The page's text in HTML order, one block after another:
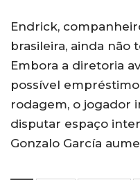
Endrick,
brasileira, ainda não
Embora a diretoria
possível
rodagem, o jogador
disputar espaço
Gonzalo García